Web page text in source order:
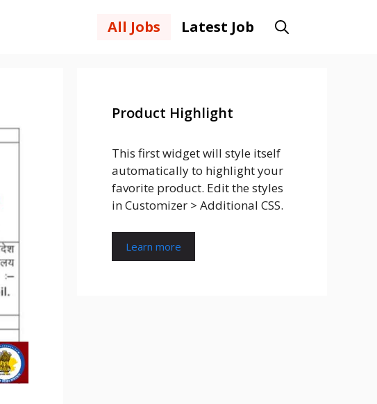
All Jobs Latest Job
Product Highlight
This first widget will style itself
automatically to highlight your
favorite product. Edit the styles
in Customizer > Additional CSS.
Learn more